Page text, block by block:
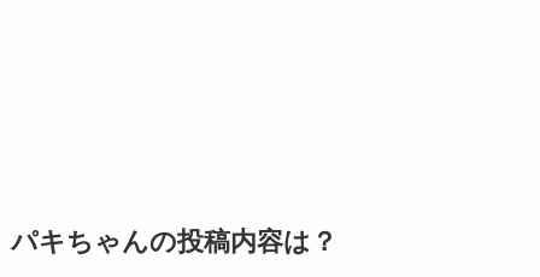
パキちゃんの投稿内容は？